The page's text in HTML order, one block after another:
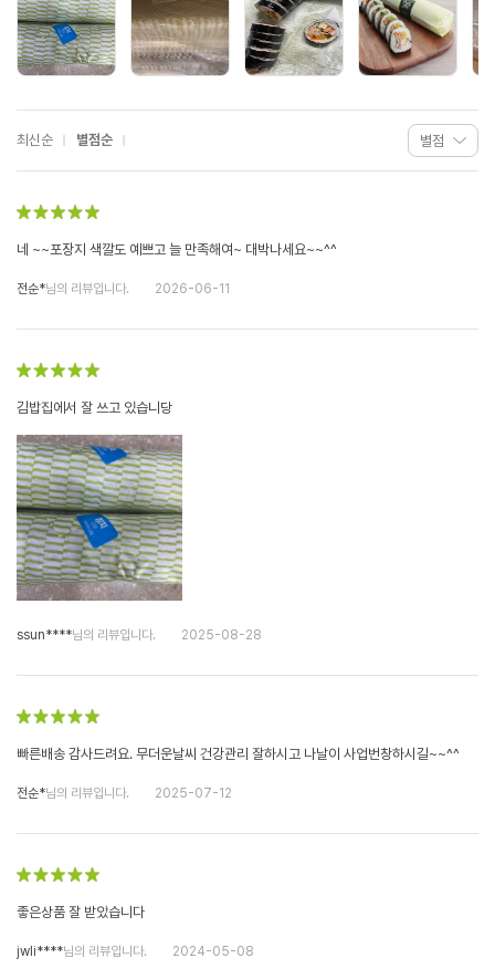
최신순 별점순
네 ~~포장지 색깔도 예쁘고 늘 만족해여~ 대박나세요~~^^
전순*님의 리뷰입니다. 2026-06-11
김밥집에서 잘 쓰고 있습니당
ssun****님의 리뷰입니다. 2025-08-28
빠른배송 감사드려요. 무더운날씨 건강관리 잘하시고 나날이 사업번창하시길~~^^
전순*님의 리뷰입니다. 2025-07-12
좋은상품 잘 받았습니다
jwli****님의 리뷰입니다. 2024-05-08